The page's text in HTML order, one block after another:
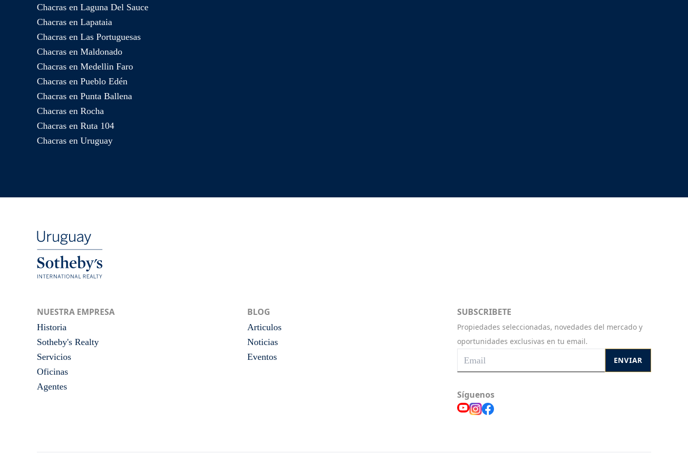
Chacras en Laguna Del Sauce
Chacras en Lapataia
Chacras en Las Portuguesas
Chacras en Maldonado
Chacras en Medellin Faro
Chacras en Pueblo Edén
Chacras en Punta Ballena
Chacras en Rocha
Chacras en Ruta 104
Chacras en Uruguay
NUESTRA EMPRESA
Historia
Sotheby's Realty
Servicios
Oficinas
Agentes
BLOG
Articulos
Noticias
Eventos
SUBSCRIBETE
Propiedades seleccionadas, novedades del mercado y
oportunidades exclusivas en tu email.
ENVIAR
Síguenos